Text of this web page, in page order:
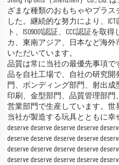
ざまな種類のおもちゃやプラス
した。継続的な努力により、
ト、ISO9001認証、CCC認証を取
カ、東南アジア、日本など海
いただいています。
品質は常に当社の最優先事項で
品を自社工場で、自社の研究開
門、ボンディング部門、射出
印刷、金型部門、品質管理部門
営業部門で生産しています。世
当社が製造する玩具とともに幸
deserve deserve deserve deserve
deserve deserve deserve deserve
deserve deserve deserve deserve
deserve deserve deserve deserve